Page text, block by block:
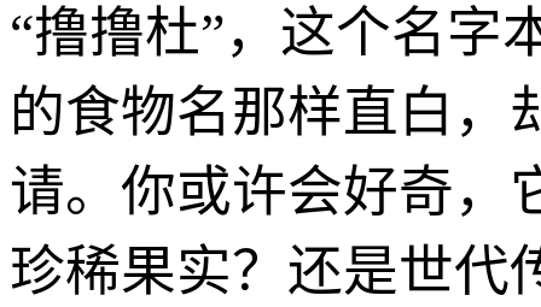
“撸撸杜”，这个名字
的食物名那样直白，
请。你或许会好奇，
珍稀果实？还是世代